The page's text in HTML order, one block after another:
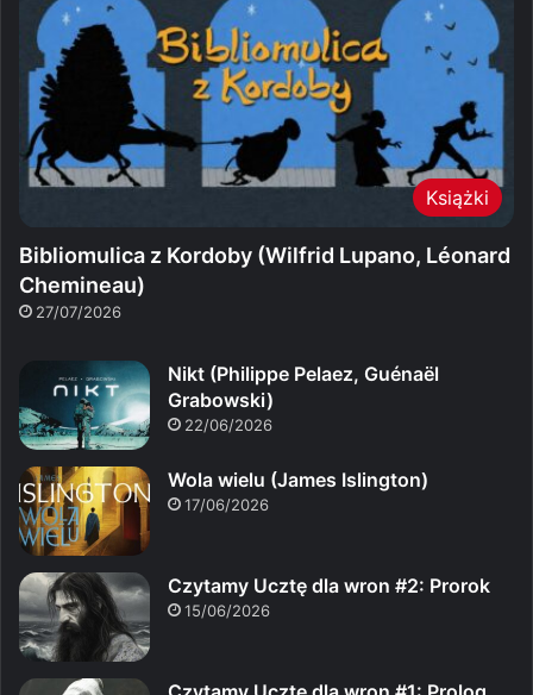
Książki
Bibliomulica z Kordoby (Wilfrid Lupano, Léonard
Chemineau)
27/07/2026
Nikt (Philippe Pelaez, Guénaël
Grabowski)
22/06/2026
Wola wielu (James Islington)
17/06/2026
Czytamy Ucztę dla wron #2: Prorok
15/06/2026